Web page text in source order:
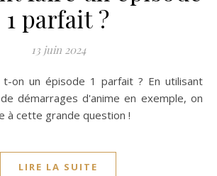
1 parfait ?
13 juin 2024
démarrages d'anime en exemple, on
à cette grande question !
LIRE LA SUITE